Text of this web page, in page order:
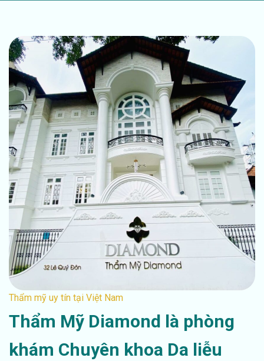
Thẩm mỹ uy tín tại Việt Nam
Thẩm Mỹ Diamond là phòng
khám Chuyên khoa Da liễu